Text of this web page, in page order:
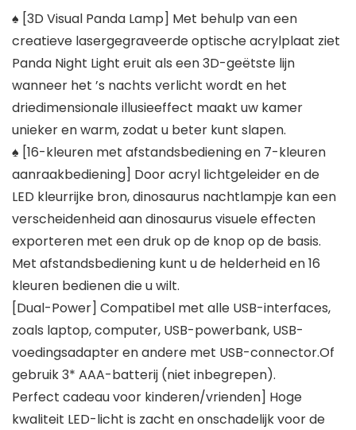
♠ [3D Visual Panda Lamp] Met behulp van een
creatieve lasergegraveerde optische acrylplaat ziet
Panda Night Light eruit als een 3D-geëtste lijn
wanneer het ’s nachts verlicht wordt en het
driedimensionale illusieeffect maakt uw kamer
unieker en warm, zodat u beter kunt slapen.
♠ [16-kleuren met afstandsbediening en 7-kleuren
aanraakbediening] Door acryl lichtgeleider en de
LED kleurrijke bron, dinosaurus nachtlampje kan een
verscheidenheid aan dinosaurus visuele effecten
exporteren met een druk op de knop op de basis.
Met afstandsbediening kunt u de helderheid en 16
kleuren bedienen die u wilt.
[Dual-Power] Compatibel met alle USB-interfaces,
zoals laptop, computer, USB-powerbank, USB-
voedingsadapter en andere met USB-connector.Of
gebruik 3* AAA-batterij (niet inbegrepen).
Perfect cadeau voor kinderen/vrienden] Hoge
kwaliteit LED-licht is zacht en onschadelijk voor de